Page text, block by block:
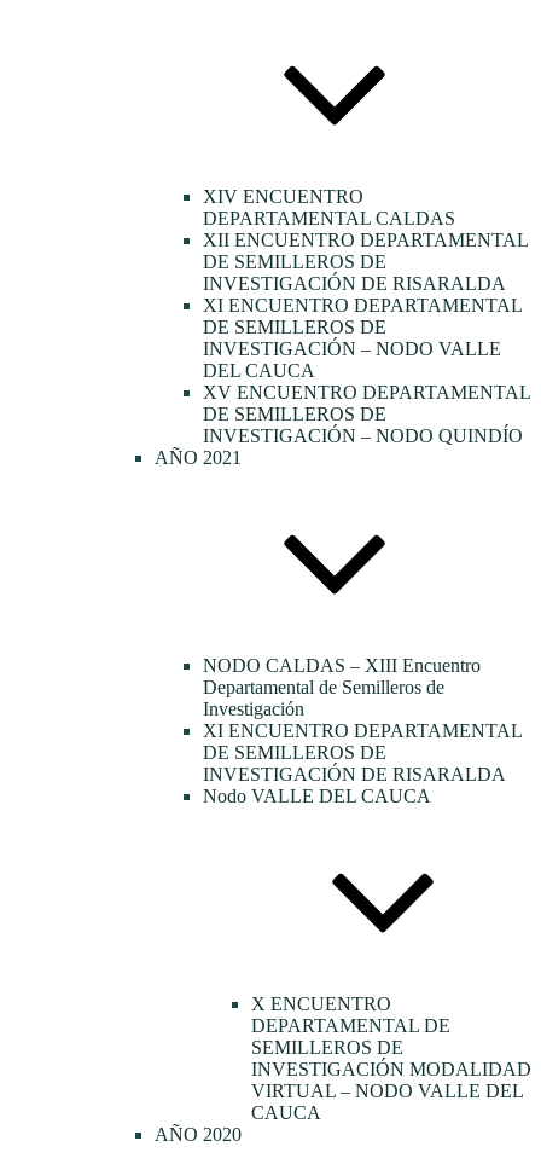
XIV ENCUENTRO
DEPARTAMENTAL CALDAS
XII ENCUENTRO DEPARTAMENTAL
DE SEMILLEROS DE
INVESTIGACIÓN DE RISARALDA
XI ENCUENTRO DEPARTAMENTAL
DE SEMILLEROS DE
INVESTIGACIÓN – NODO VALLE
DEL CAUCA
XV ENCUENTRO DEPARTAMENTAL
DE SEMILLEROS DE
INVESTIGACIÓN – NODO QUINDÍO
AÑO 2021
NODO CALDAS – XIII Encuentro
Departamental de Semilleros de
Investigación
XI ENCUENTRO DEPARTAMENTAL
DE SEMILLEROS DE
INVESTIGACIÓN DE RISARALDA
Nodo VALLE DEL CAUCA
X ENCUENTRO
DEPARTAMENTAL DE
SEMILLEROS DE
INVESTIGACIÓN MODALIDAD
VIRTUAL – NODO VALLE DEL
CAUCA
AÑO 2020